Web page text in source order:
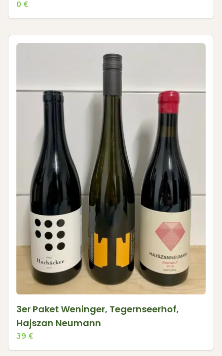
0 €
3er Paket Weninger, Tegernseerhof,
Hajszan Neumann
39 €